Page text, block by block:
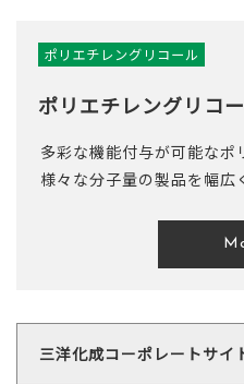
ポリエチレングリコール
ポリエチレングリコー
多彩な機能付与が可能なポ
様々な分子量の製品を幅広
三洋化成コーポレートサイ